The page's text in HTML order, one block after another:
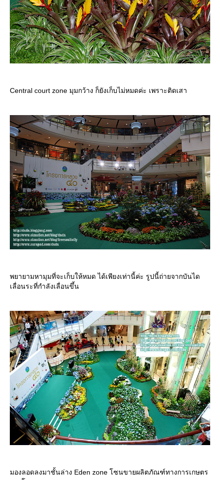
Central court zone มุมกว้าง ก็ยังเก็บไม่หมดค่ะ เพราะติดเสา
พยายามหามุมที่จะเก็บให้หมด ได้เพียงเท่านี้ค่ะ รูปนี้ถ่ายจากบันได
เลื่อนระที่กำลังเลื่อนขึ้น
มองลอดลงมาชั้นล่าง Eden zone โซนขายผลิตภัณฑ์ทางการเกษตร